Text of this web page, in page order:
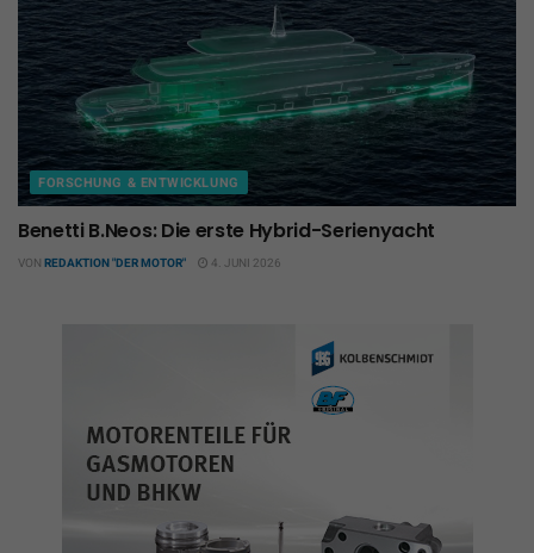
FORSCHUNG & ENTWICKLUNG
Benetti B.Neos: Die erste Hybrid-Serienyacht
VON REDAKTION "DER MOTOR" 4. JUNI 2026